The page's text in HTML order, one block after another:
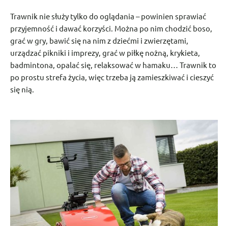
Trawnik nie służy tylko do oglądania – powinien sprawiać
przyjemność i dawać korzyści. Można po nim chodzić boso,
grać w gry, bawić się na nim z dziećmi i zwierzętami,
urządzać pikniki i imprezy, grać w piłkę nożną, krykieta,
badmintona, opalać się, relaksować w hamaku… Trawnik to
po prostu strefa życia, więc trzeba ją zamieszkiwać i cieszyć
się nią.